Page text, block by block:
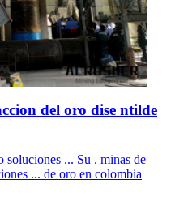
del oro dise ntilde
soluciones ... Su . minas de
... de oro en colombia